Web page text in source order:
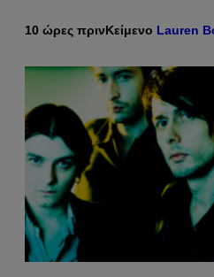
10 ώρες πρινΚείμενο Lauren